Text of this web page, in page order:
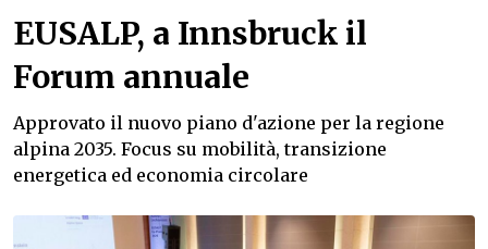
EUSALP, a Innsbruck il
Forum annuale
Approvato il nuovo piano d'azione per la regione
alpina 2035. Focus su mobilità, transizione
energetica ed economia circolare